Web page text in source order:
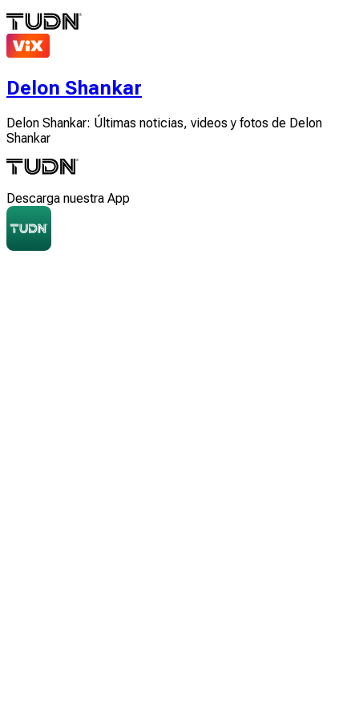
Delon Shankar
Delon Shankar: Últimas noticias, videos y fotos de Delon
Shankar
Descarga nuestra App